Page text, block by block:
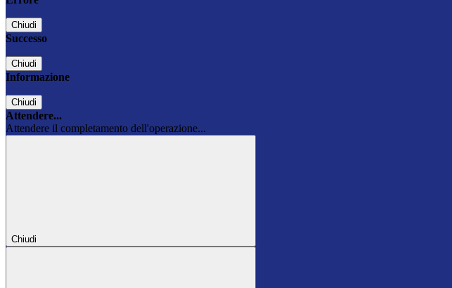
Chiudi
Successo
Chiudi
Informazione
Chiudi
Attendere...
Attendere il completamento dell'operazione...
Chiudi